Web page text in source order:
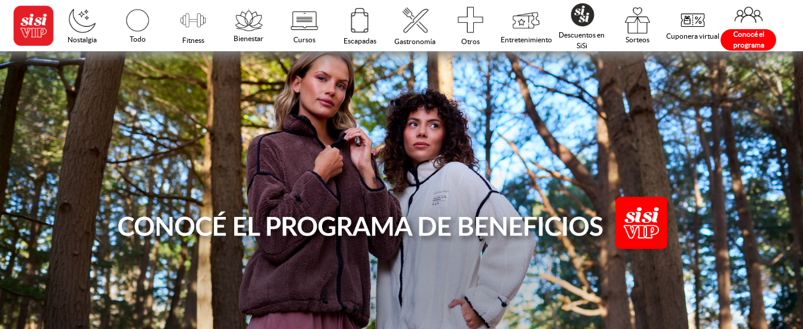
Nostalgia Todo Fitness Bienestar Cursos Escapadas Gastronomía Otros Entretenimiento
Descuentos en
SiSi
Sorteos Cuponera virtual
Conocé el
programa